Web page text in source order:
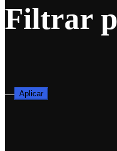
Filtrar
— Aplicar